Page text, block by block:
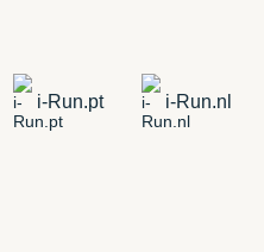
i-Run.pt i-Run.nl